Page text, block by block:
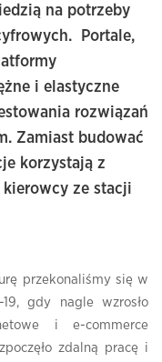
na potrzeby
Portale,
i elastyczne
rozwiązań
Zamiast budować
korzystają z
ze stacji
przekonaliśmy się w
gdy nagle wzrosło
i e-commerce
zdalną pracę i